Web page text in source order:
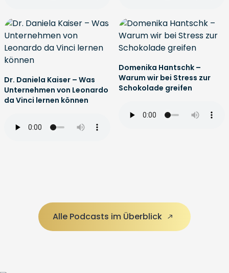
Dr. Daniela Kaiser – Was
Unternehmen von Leonardo
da Vinci lernen können
Domenika Hantschk –
Warum wir bei Stress zur
Schokolade greifen
Alle Podcasts im Überblick